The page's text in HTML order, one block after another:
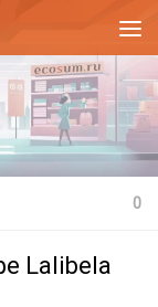
0
Lalibela